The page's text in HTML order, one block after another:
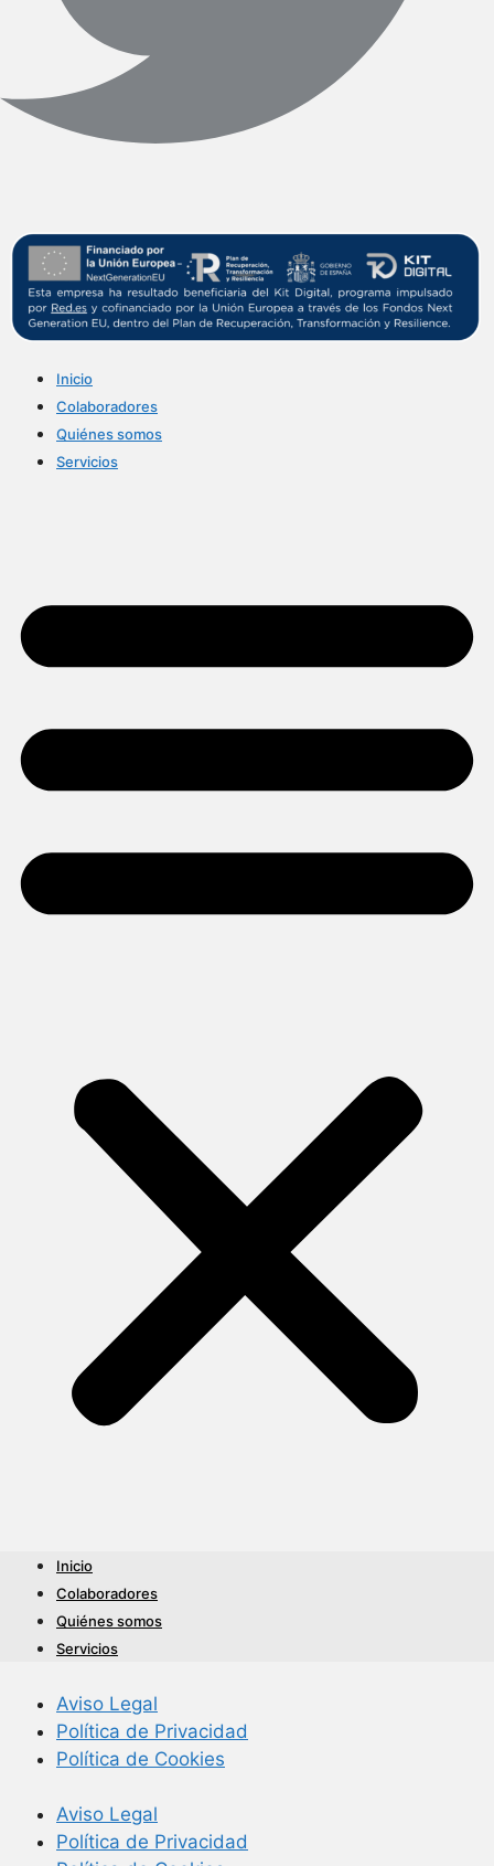
Inicio
Colaboradores
Quiénes somos
Servicios
Inicio
Colaboradores
Quiénes somos
Servicios
Aviso Legal
Política de Privacidad
Política de Cookies
Aviso Legal
Política de Privacidad